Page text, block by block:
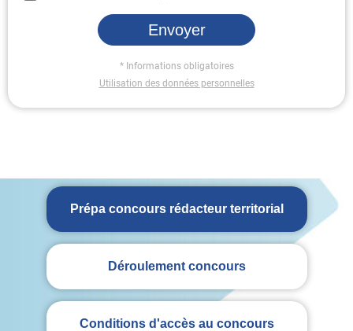
Envoyer
* Informations obligatoires
Utilisation des données personnelles
Prépa concours rédacteur territorial
Déroulement concours
Conditions d'accès au concours